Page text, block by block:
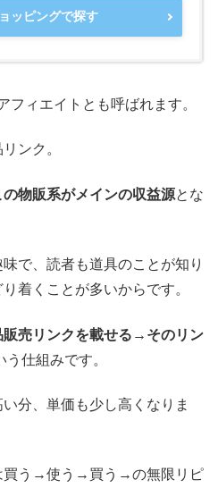
ッピングで探す
フィエイトとも呼ばれます。
ンク。
物販系がメインの収益源とな
で、読者も道具のことが知り
着くことが多いからです。
売リンクを載せる→そのリン
う仕組みです。
分、単価も少し高くなりま
買う→使う→買う→の無限リピ